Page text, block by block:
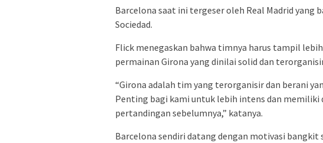
Barcelona saat ini tergeser oleh Real Madrid yang
Sociedad.
Flick menegaskan bahwa timnya harus tampil
permainan Girona yang dinilai solid dan
“Girona adalah tim yang terorganisir dan berani
Penting bagi kami untuk lebih intens dan memiliki
pertandingan sebelumnya,” katanya.
Barcelona sendiri datang dengan motivasi bangkit